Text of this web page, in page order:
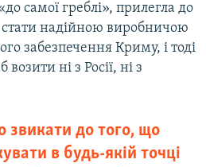
самої греблі», прилегла до
надійною виробничою
забезпечення Криму, і тоді
ні з Росії, ні з
звикати до того, що
в будь-якій точці